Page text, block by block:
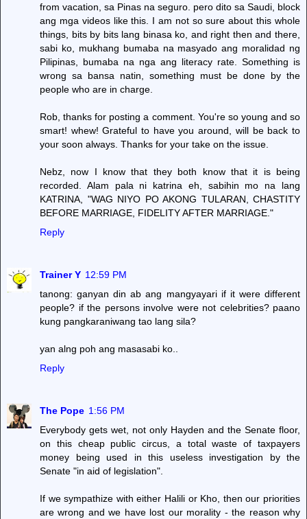
from vacation, sa Pinas na seguro. pero dito sa Saudi, block
ang mga videos like this. I am not so sure about this whole
things, bits by bits lang binasa ko, and right then and there,
sabi ko, mukhang bumaba na masyado ang moralidad ng
Pilipinas, bumaba na nga ang literacy rate. Something is
wrong sa bansa natin, something must be done by the
people who are in charge.
Rob, thanks for posting a comment. You're so young and so
smart! whew! Grateful to have you around, will be back to
your soon always. Thanks for your take on the issue.
Nebz, now I know that they both know that it is being
recorded. Alam pala ni katrina eh, sabihin mo na lang
KATRINA, "WAG NIYO PO AKONG TULARAN, CHASTITY
BEFORE MARRIAGE, FIDELITY AFTER MARRIAGE."
Reply
Trainer Y 12:59 PM
tanong: ganyan din ab ang mangyayari if it were different
people? if the persons involve were not celebrities? paano
kung pangkaraniwang tao lang sila?
yan alng poh ang masasabi ko..
Reply
The Pope 1:56 PM
Everybody gets wet, not only Hayden and the Senate floor,
on this cheap public circus, a total waste of taxpayers
money being used in this useless investigation by the
Senate "in aid of legislation".
If we sympathize with either Halili or Kho, then our priorities
are wrong and we have lost our morality - the reason why